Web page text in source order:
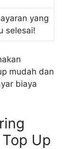
yang
selesai!
mudah dan
biaya
Up